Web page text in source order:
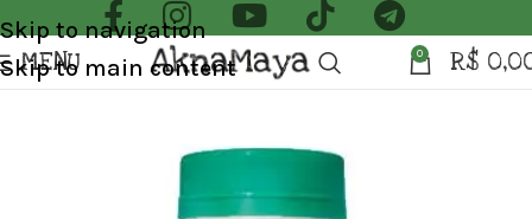
Skip to navigation
Skip to main content
MENU 0 R$